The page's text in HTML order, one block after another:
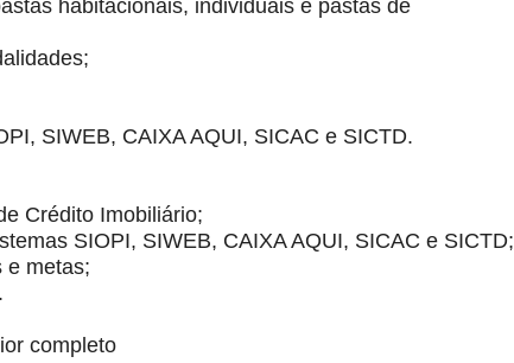
habitacionais, individuais e pastas de
SIWEB, CAIXA AQUI, SICAC e SICTD.
Crédito Imobiliário;
SIOPI, SIWEB, CAIXA AQUI, SICAC e SICTD;
e metas;
completo